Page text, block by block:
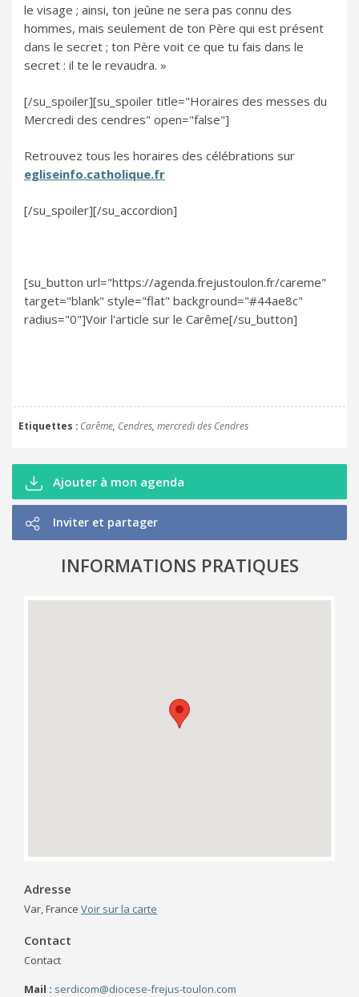
le visage ; ainsi, ton jeûne ne sera pas connu des
hommes, mais seulement de ton Père qui est présent
dans le secret ; ton Père voit ce que tu fais dans le
secret : il te le revaudra. »
[/su_spoiler][su_spoiler title="Horaires des messes du
Mercredi des cendres" open="false"]
Retrouvez tous les horaires des célébrations sur
egliseinfo.catholique.fr
[/su_spoiler][/su_accordion]
[su_button url="https://agenda.frejustoulon.fr/careme"
target="blank" style="flat" background="#44ae8c"
radius="0"]Voir l'article sur le Carême[/su_button]
Etiquettes Carême Cendres mercredi des Cendres
Ajouter à mon agenda
Inviter et partager
INFORMATIONS PRATIQUES
Adresse
Var, France Voir sur la carte
Contact
Contact
Mail : serdicom@diocese-frejus-toulon.com